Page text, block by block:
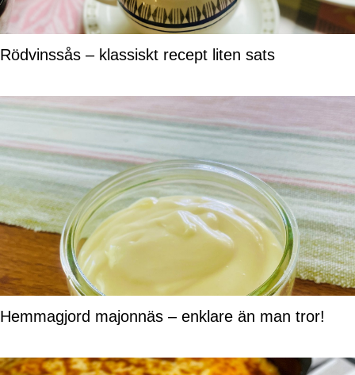
Rödvinssås – klassiskt recept liten sats
Hemmagjord majonnäs – enklare än man tror!